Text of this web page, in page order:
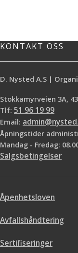
KONTAKT OSS
D. Nysted A.S |
Stokkamyrveien 3A,
Tlf: 51 96 19 99
Email:
Åpningstider
Mandag - Fredag:
Salgsbetingelser
Åpenhetsloven
Avfallshåndtering
Sertifiseringer